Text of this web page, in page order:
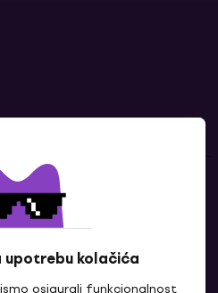
upotrebu kolačića
osigurali funkcionalnost
nas